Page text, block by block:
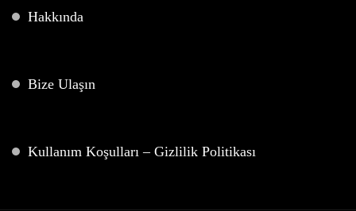
Hakkında
Bize Ulaşın
Kullanım Koşulları – Gizlilik Politikası